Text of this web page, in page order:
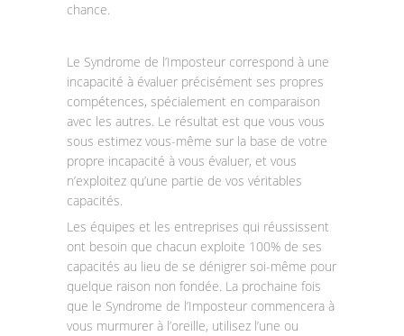
chance.
Le Syndrome de l’Imposteur correspond à une
incapacité à évaluer précisément ses propres
compétences, spécialement en comparaison
avec les autres. Le résultat est que vous vous
sous estimez vous-même sur la base de votre
propre incapacité à vous évaluer, et vous
n’exploitez qu’une partie de vos véritables
capacités.
Les équipes et les entreprises qui réussissent
ont besoin que chacun exploite 100% de ses
capacités au lieu de se dénigrer soi-même pour
quelque raison non fondée. La prochaine fois
que le Syndrome de l’Imposteur commencera à
vous murmurer à l’oreille, utilisez l’une ou